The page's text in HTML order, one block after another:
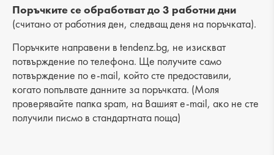
Височина на платформата : -
Разстояние от петата до горната част: 6 cm
Обиколка на прасеца: -
Поръчките се обработват до 3 работни дни
(считано от работния ден, следващ деня на поръчката).
Поръчките направени в tendenz.bg, не изискват
потвърждение по телефона. Ще получите само
потвърждение по e-mail, който сте предоставили,
когато попълвате данните за поръчката. (Моля
проверявайте папка spam, на Вашият e-mail, ако не сте
получили писмо в стандартната поща)